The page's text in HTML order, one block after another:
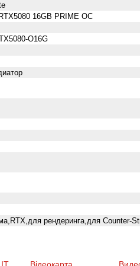
16GB PRIME OC
O16G
рендеринга,для Counter-